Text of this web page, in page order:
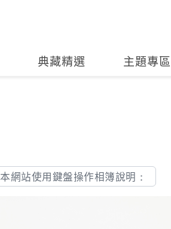
典藏精選 主題專區
網站使用鍵盤操作相簿說明：